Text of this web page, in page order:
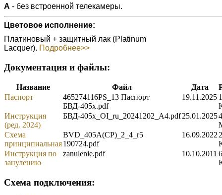
А - без встроенной телекамеры.
Цветовое исполнение:
Платиновый + защитный лак (Platinum
Lacquer). Подробнее>>
Документация и файлы:
Название Файл Дата
Паспорт
465274116PS_13 Паспорт
БВД-405x.pdf
19.11.2025
Инструкция
(ред. 2024)
БВД-405x_OI_ru_20241202_A4.pdf25.01.2025
Схема
принципиальная
BVD_405A(CP)_2_4_r5
190724.pdf
16.09.2022
Инструкция по
занулению
zanulenie.pdf 10.10.2011
Схема подключения: